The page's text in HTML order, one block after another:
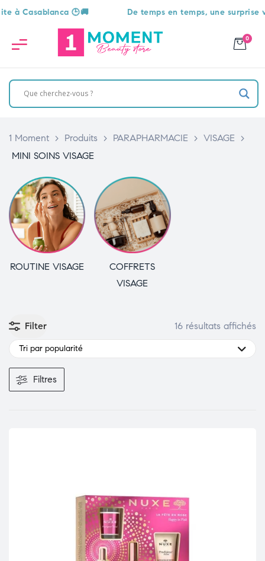
De temps en temps, une surprise vous attend 🎁
0
1 Moment > Produits > PARAPHARMACIE > VISAGE
>
MINI SOINS VISAGE
ROUTINE VISAGE
COFFRETS
VISAGE
Filter 16 résultats affichés
Tri par popularité
Filtres